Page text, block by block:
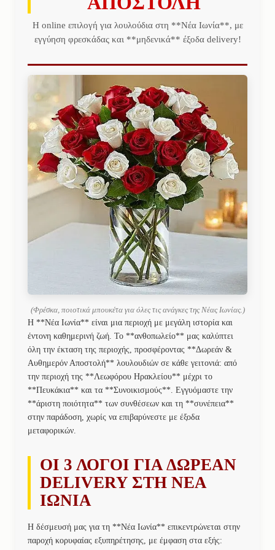
Η online επιλογή για λουλούδια στη **Νέα Ιωνία**, με
εγγύηση φρεσκάδας και **μηδενικά** έξοδα delivery!
(Φρέσκα, ποιοτικά μπουκέτα για όλες τις ανάγκες της Νέας Ιωνίας.)
Η **Νέα Ιωνία** είναι μια περιοχή με μεγάλη ιστορία και
έντονη καθημερινή ζωή. Το **ανθοπωλείο** μας καλύπτει
όλη την έκταση της περιοχής, προσφέροντας **Δωρεάν &
Αυθημερόν Αποστολή** λουλουδιών σε κάθε γειτονιά: από
την περιοχή της **Λεωφόρου Ηρακλείου** μέχρι το
**Πευκάκια** και τα **Συνοικισμούς**. Εγγυόμαστε την
**άριστη ποιότητα** των συνθέσεων και τη **συνέπεια**
στην παράδοση, χωρίς να επιβαρύνεστε με έξοδα
μεταφορικών.
ΟΙ 3 ΛΟΓΟΙ ΓΙΑ ΔΩΡΕΑΝ
DELIVERY ΣΤΗ ΝΕΑ
ΙΩΝΙΑ
Η δέσμευσή μας για τη **Νέα Ιωνία** επικεντρώνεται στην
παροχή κορυφαίας εξυπηρέτησης, με έμφαση στα εξής: